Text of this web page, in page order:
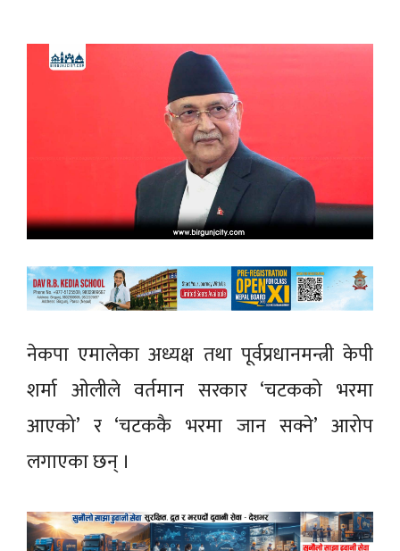
नेकपा एमालेका अध्यक्ष तथा पूर्वप्रधानमन्त्री केपी
शर्मा ओलीले वर्तमान सरकार ‘चटकको भरमा
आएको’ र ‘चटककै भरमा जान सक्ने’ आरोप
लगाएका छन् ।